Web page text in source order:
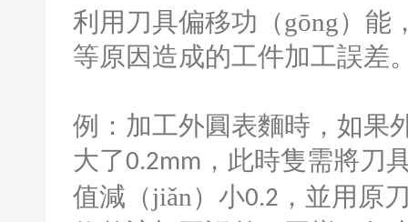
利用刀具偏移功（gōng）能
等原因造成的工件加工誤差
例：加工外圓表麵時，如果
大了0.2mm ，此時隻需將刀
值減（jiǎn）小0.2 ，並用原